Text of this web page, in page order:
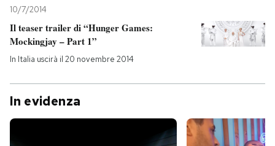
10/7/2014
Il teaser trailer di “Hunger Games:
Mockingjay – Part 1”
In Italia uscirà il 20 novembre 2014
In evidenza